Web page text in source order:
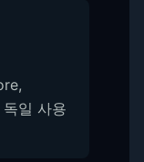
일 사용